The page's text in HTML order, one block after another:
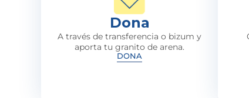
Dona
A través de transferencia o bizum y
aporta tu granito de arena.
DONA